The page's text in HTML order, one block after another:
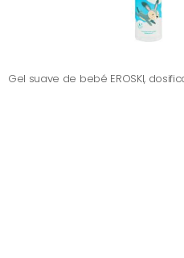
Gel suave de bebé EROSKI,